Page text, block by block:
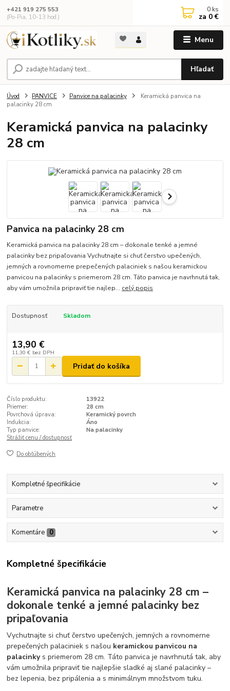
Menu
Hľadať
+421 919 275 553
(Po-Pia, 10-13 hod.)
0 ks
za 0 €
Úvod PANVICE Panvice na palacinky
Keramická panvica na
palacinky 28 cm
Keramická panvica na palacinky
28 cm
Panvica na palacinky 28 cm
Keramická panvica na palacinky 28 cm – dokonale tenké a jemné
palacinky bez pripaľovania Vychutnajte si chuť čerstvo upečených,
jemných a rovnomerne prepečených palaciniek s našou keramickou
panvicou na palacinky s priemerom 28 cm. Táto panvica je navrhnutá tak,
aby vám umožnila pripraviť tie najlep... celý popis
Dostupnosť Skladom
13,90 €
11,30 € bez DPH
Pridať do košíka
Číslo produktu:
13922
Priemer:
28 cm
Povrchová úprava:
Keramický povrch
Indukcia:
Áno
Typ panvice:
Na palacinky
Strážiť cenu / dostupnosť
Do obľúbených
Kompletné špecifikácie
Parametre
Komentáre 0
Kompletné špecifikácie
Keramická panvica na palacinky 28 cm –
dokonale tenké a jemné palacinky bez
pripaľovania
Vychutnajte si chuť čerstvo upečených, jemných a rovnomerne
prepečených palaciniek s našou keramickou panvicou na
palacinkys priemerom 28 cm. Táto panvica je navrhnutá tak, aby
vám umožnila pripraviť tie najlepšie sladké aj slané palacinky –
bez lepenia, bez pripálenia a s minimálnym množstvom tuku.